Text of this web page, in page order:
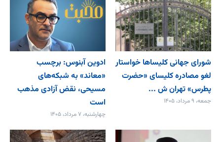
شورای جهانی کلیساها خواستار
لغو مصادره کلیسای «حضرت
پطرس» تهران ش ...
جمعه، ۹ مرداد، ۱۴۰۵
ادوین آبنوس: برچسب
«معاند» به شبکه‌های
مسیحی، نقض آزادی مذهب
است
چهارشنبه، ۷ مرداد، ۱۴۰۵